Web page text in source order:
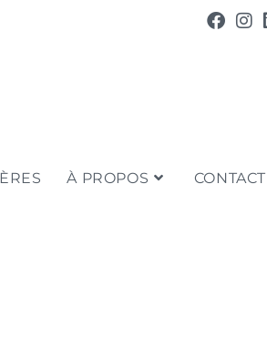
À PROPOS CONTACT